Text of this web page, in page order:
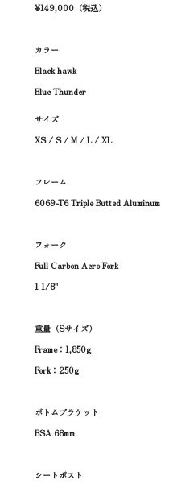
¥149,000（税込）
カラー
Black hawk
Blue Thunder
サイズ
XS / S / M / L / XL
フレーム
6069-T6 Triple Butted Aluminum
フォーク
Full Carbon Aero Fork
1 1/8"
重量（Sサイズ）
Frame：1,850g
Fork：250g
ボトムブラケット
BSA 68mm
シートポスト